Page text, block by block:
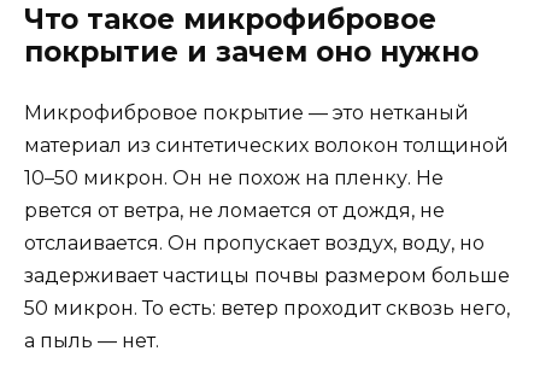
Что такое микрофибровое
покрытие и зачем оно нужно
Микрофибровое покрытие — это нетканый
материал из синтетических волокон толщиной
10–50 микрон. Он не похож на пленку. Не
рвется от ветра, не ломается от дождя, не
отслаивается. Он пропускает воздух, воду, но
задерживает частицы почвы размером больше
50 микрон. То есть: ветер проходит сквозь него,
а пыль — нет.